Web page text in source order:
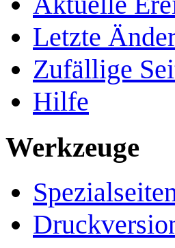
Letzte
Zufällige
Hilfe
Werkzeuge